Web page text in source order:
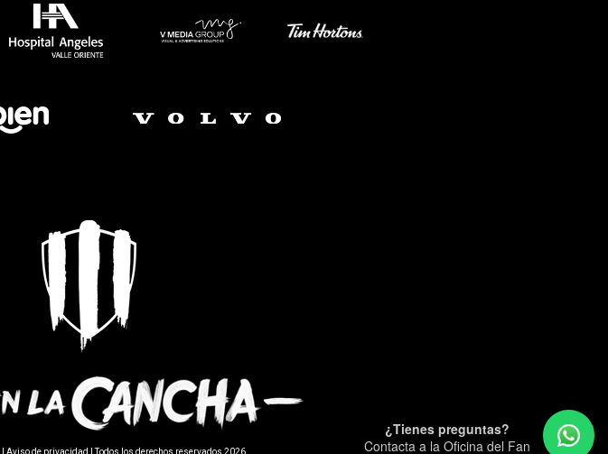
Aviso de privacidad | Todos los derechos reservados 2026
¿Tienes preguntas?
Contacta a la Oficina del Fan